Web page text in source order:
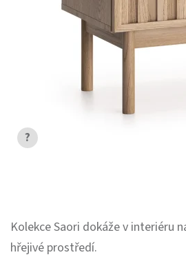
?
Kolekce Saori dokáže v
hřejivé prostředí.